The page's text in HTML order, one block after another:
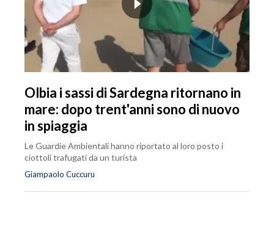
Olbia i sassi di Sardegna ritornano in
mare: dopo trent'anni sono di nuovo
in spiaggia
Le Guardie Ambientali hanno riportato al loro posto i
ciottoli trafugati da un turista
Giampaolo Cuccuru